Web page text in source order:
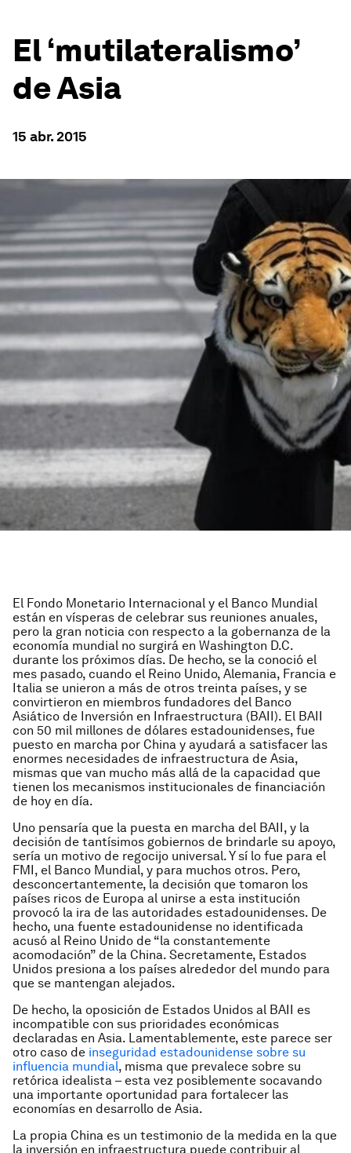
El ‘mutilateralismo’
de Asia
15 abr. 2015
El Fondo Monetario Internacional y el Banco Mundial
están en vísperas de celebrar sus reuniones anuales,
pero la gran noticia con respecto a la gobernanza de la
economía mundial no surgirá en Washington D.C.
durante los próximos días. De hecho, se la conoció el
mes pasado, cuando el Reino Unido, Alemania, Francia e
Italia se unieron a más de otros treinta países, y se
convirtieron en miembros fundadores del Banco
Asiático de Inversión en Infraestructura (BAII). El BAII
con 50 mil millones de dólares estadounidenses, fue
puesto en marcha por China y ayudará a satisfacer las
enormes necesidades de infraestructura de Asia,
mismas que van mucho más allá de la capacidad que
tienen los mecanismos institucionales de financiación
de hoy en día.
Uno pensaría que la puesta en marcha del BAII, y la
decisión de tantísimos gobiernos de brindarle su apoyo,
sería un motivo de regocijo universal. Y sí lo fue para el
FMI, el Banco Mundial, y para muchos otros. Pero,
desconcertantemente, la decisión que tomaron los
países ricos de Europa al unirse a esta institución
provocó la ira de las autoridades estadounidenses. De
hecho, una fuente estadounidense no identificada
acusó al Reino Unido de “la constantemente
acomodación” de la China. Secretamente, Estados
Unidos presiona a los países alrededor del mundo para
que se mantengan alejados.
De hecho, la oposición de Estados Unidos al BAII es
incompatible con sus prioridades económicas
declaradas en Asia. Lamentablemente, este parece ser
otro caso de inseguridad estadounidense sobre su
influencia mundial, misma que prevalece sobre su
retórica idealista – esta vez posiblemente socavando
una importante oportunidad para fortalecer las
economías en desarrollo de Asia.
La propia China es un testimonio de la medida en la que
la inversión en infraestructura puede contribuir al